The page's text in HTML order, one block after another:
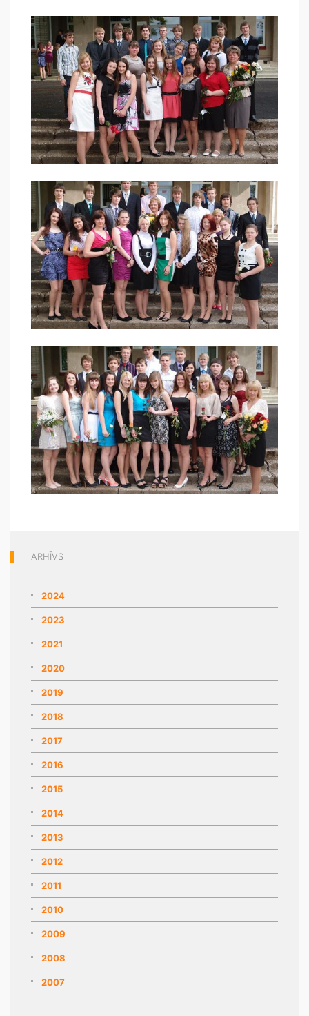
ARHĪVS
2024
2023
2021
2020
2019
2018
2017
2016
2015
2014
2013
2012
2011
2010
2009
2008
2007